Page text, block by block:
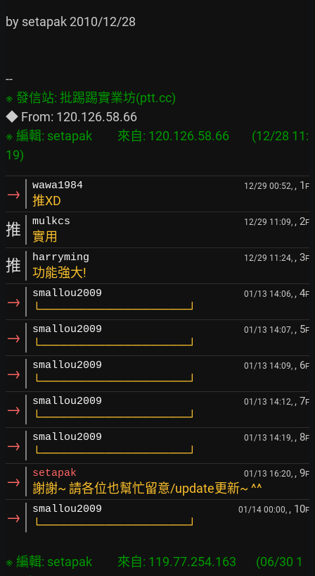
by setapak 2010/12/28
※ 編輯: setapak         來自: 120.126.58.66        (12/28 11:
→ wawa1984 12/29 00:52, , 1 F
推XD
推 mulkcs 12/29 11:09, , 2F
實用
推 harryming 12/29 11:24, , 3F
功能強大!
→ smallou2009 01/13 14:06, , 4F
└────────────────┘
→ smallou2009 01/13 14:07, , 5F
└────────────────┘
→ smallou2009 01/13 14:09, , 6F
└────────────────┘
→ smallou2009 01/13 14:12, , 7F
└────────────────┘
→ smallou2009 01/13 14:19, , 8F
└────────────────┘
→ setapak 01/13 16:20, , 9F
謝謝~ 請各位也幫忙留意/update更新~ ^^
→ smallou2009 01/14 00:00, , 10F
└────────────────┘
※ 編輯: setapak         來自: 119.77.254.163       (06/30 1